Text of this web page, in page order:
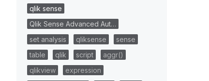
qlik sense
Qlik Sense Advanced Aut…
set analysis
qliksense
sense
table
qlik script
aggr()
qlikview
expression